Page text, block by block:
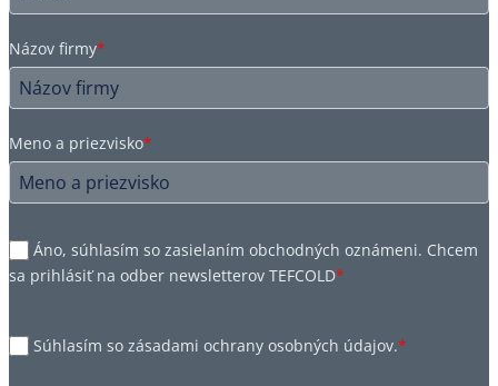
Názov firmy*
Meno a priezvisko*
Áno, súhlasím so zasielaním obchodných oznámeni. Chcem
sa prihlásiť na odber newsletterov TEFCOLD*
Súhlasím so zásadami ochrany osobných údajov.*